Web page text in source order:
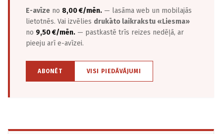
E-avīze no 8,00 €/mēn. — lasāma web un mobilajās
lietotnēs. Vai izvēlies drukāto laikrakstu «Liesma»
no 9,50 €/mēn. — pastkastē trīs reizes nedēļā, ar
pieeju arī e-avīzei.
ABONĒT VISI PIEDĀVĀJUMI